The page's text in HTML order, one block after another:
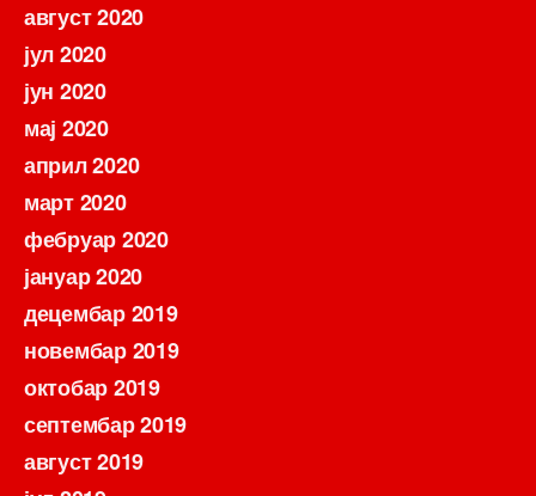
август 2020
јул 2020
јун 2020
мај 2020
април 2020
март 2020
фебруар 2020
јануар 2020
децембар 2019
новембар 2019
октобар 2019
септембар 2019
август 2019